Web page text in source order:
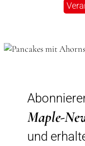
Maple-
und